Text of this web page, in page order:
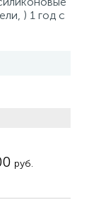
) 1 год с
руб.